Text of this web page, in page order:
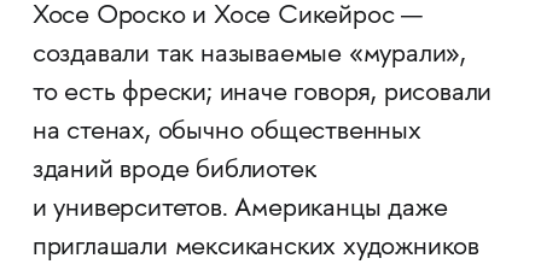
Хосе Ороско и Хосе Сикейрос —
создавали так называемые «мурали»,
то есть фрески; иначе говоря, рисовали
на стенах, обычно общественных
зданий вроде библиотек
и университетов. Американцы даже
приглашали мексиканских художников